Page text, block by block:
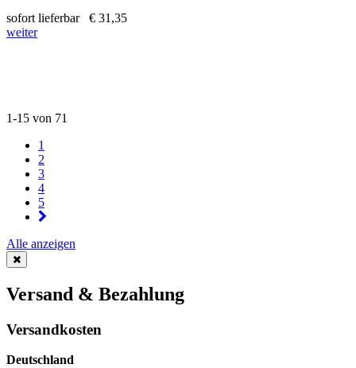
sofort lieferbar
€ 31,35
weiter
1-15 von 71
1
2
3
4
5
Alle anzeigen
Versand & Bezahlung
Versandkosten
Deutschland